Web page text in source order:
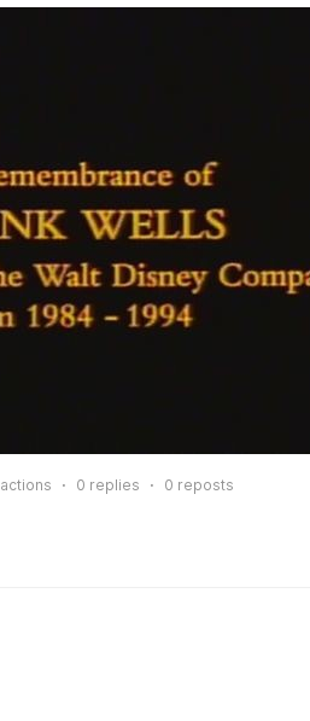
0 replies 0 reposts